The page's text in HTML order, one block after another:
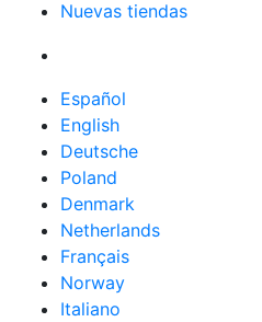
Nuevas tiendas
Español
English
Deutsche
Poland
Denmark
Netherlands
Français
Norway
Italiano